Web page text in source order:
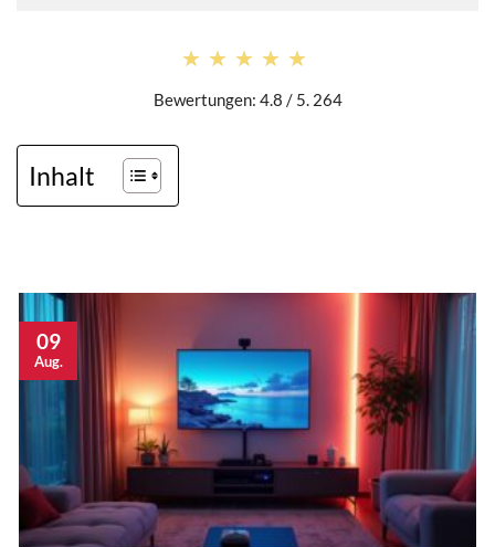
★★★★★
★★★★★
Bewertungen: 4.8 / 5. 264
Inhalt
09
Aug.